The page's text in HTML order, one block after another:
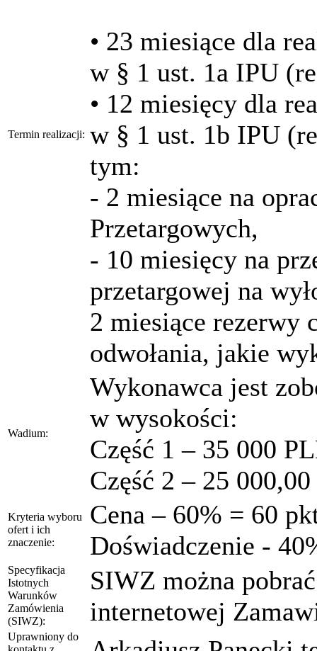
Termin realizacji:
• 23 miesiące dla
w § 1 ust. 1a IPU
• 12 miesięcy dla
w § 1 ust. 1b IPU
tym:
- 2 miesiące na
Przetargowych,
- 10 miesięcy na
przetargowej na
2 miesiące rezerwy
odwołania, jakie
Wadium:
Wykonawca jest
w wysokości:
Część 1 – 35 000
Część 2 – 25
Kryteria wyboru
ofert i ich
znaczenie:
Cena – 60% = 60
Doświadczenie -
Specyfikacja
Istotnych
Warunków
Zamówienia
(SIWZ):
SIWZ można
internetowej
Uprawniony do